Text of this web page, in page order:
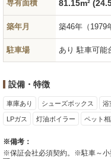
専有面積 81.15m²
築年月 築46年 （1979
駐車場 あり 駐車可能
設備・特徴
車庫あり シューズボックス 浴
LPガス 灯油ボイラー ペット
※備考：
※保証会社必須契約。※駐車～